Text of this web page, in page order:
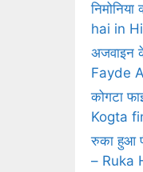
hai in
अजवाइन
Fayde
कोगटा
Kogta
रुका हुआ
– Ruka